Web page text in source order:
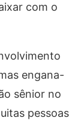
com o
engana-
sênior no
pessoas